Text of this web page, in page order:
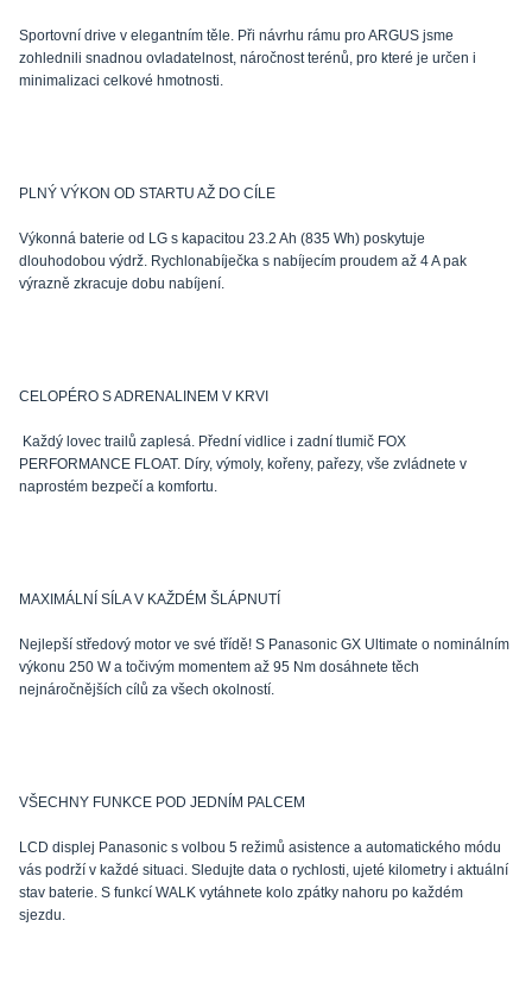
Sportovní drive v elegantním těle. Při návrhu rámu pro ARGUS jsme
zohlednili snadnou ovladatelnost, náročnost terénů, pro které je určen i
minimalizaci celkové hmotnosti.
PLNÝ VÝKON OD STARTU AŽ DO CÍLE
Výkonná baterie od LG s kapacitou 23.2 Ah (835 Wh) poskytuje
dlouhodobou výdrž. Rychlonabíječka s nabíjecím proudem až 4 A pak
výrazně zkracuje dobu nabíjení.
CELOPÉRO S ADRENALINEM V KRVI
Každý lovec trailů zaplesá. Přední vidlice i zadní tlumič FOX
PERFORMANCE FLOAT. Díry, výmoly, kořeny, pařezy, vše zvládnete v
naprostém bezpečí a komfortu.
MAXIMÁLNÍ SÍLA V KAŽDÉM ŠLÁPNUTÍ
Nejlepší středový motor ve své třídě! S Panasonic GX Ultimate o nominálním
výkonu 250 W a točivým momentem až 95 Nm dosáhnete těch
nejnáročnějších cílů za všech okolností.
VŠECHNY FUNKCE POD JEDNÍM PALCEM
LCD displej Panasonic s volbou 5 režimů asistence a automatického módu
vás podrží v každé situaci. Sledujte data o rychlosti, ujeté kilometry i aktuální
stav baterie. S funkcí WALK vytáhnete kolo zpátky nahoru po každém
sjezdu.